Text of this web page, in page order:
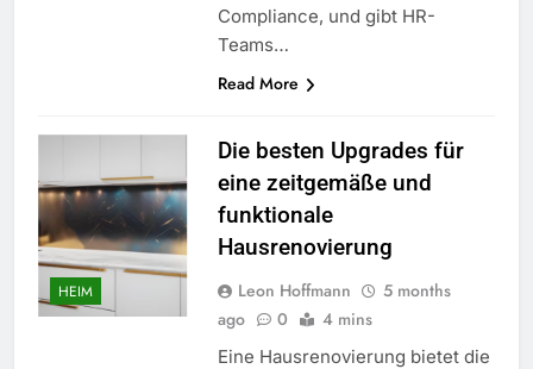
Compliance, und gibt HR-
Teams…
Read More
HEIM
Die besten Upgrades für
eine zeitgemäße und
funktionale
Hausrenovierung
Leon Hoffmann
5 months
ago
0 4 mins
Eine Hausrenovierung bietet die